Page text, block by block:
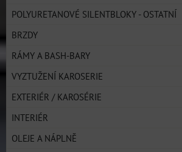
POLYURETANOVÉ SILENTBLOKY - OSTATNÍ
BRZDY
RÁMY A BASH-BARY
VYZTUŽENÍ KAROSERIE
EXTERIÉR / KAROSÉRIE
INTERIÉR
OLEJE A NÁPLNĚ